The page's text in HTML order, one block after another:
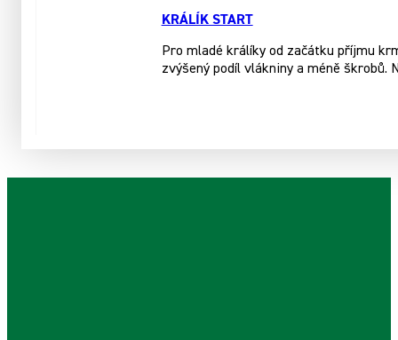
KRÁLÍK START
Pro mladé králíky od začátku příjmu
zvýšený podíl vlákniny a méně škrobů.